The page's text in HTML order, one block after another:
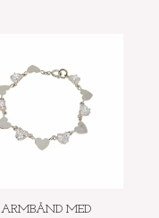
ARMBÅND MED